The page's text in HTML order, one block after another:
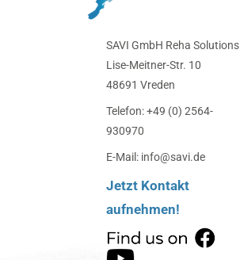
SAVI GmbH Reha Solutions
Lise-Meitner-Str. 10
48691 Vreden
Telefon: +49 (0) 2564-
930970
E-Mail: info@savi.de
Jetzt Kontakt
aufnehmen!